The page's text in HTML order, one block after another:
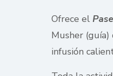
Ofrece el
Musher
infusión